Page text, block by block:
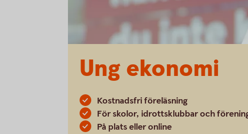
Ung ekonomi
Kostnadsfri föreläsning
För skolor, idrottsklubbar och
På plats eller online